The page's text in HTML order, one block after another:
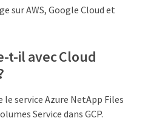
sur AWS, Google Cloud et
il avec Cloud
service Azure NetApp Files
Service dans GCP.